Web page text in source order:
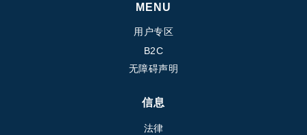
MENU
用户专区
B2C
无障碍声明
信息
法律